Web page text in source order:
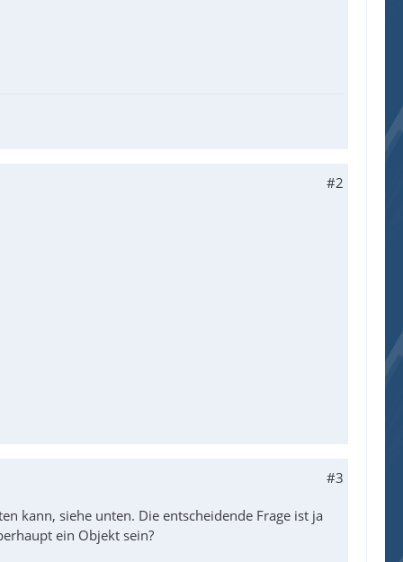
#2
#3
kann, siehe unten. Die entscheidende Frage ist ja
ein Objekt sein?